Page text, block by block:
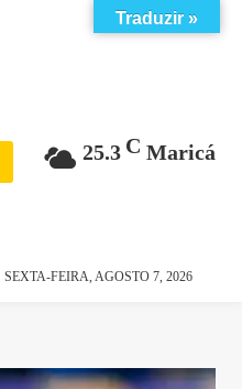
25.3 C Maricá
SEXTA-FEIRA, AGOSTO 7, 2026
Traduzir »